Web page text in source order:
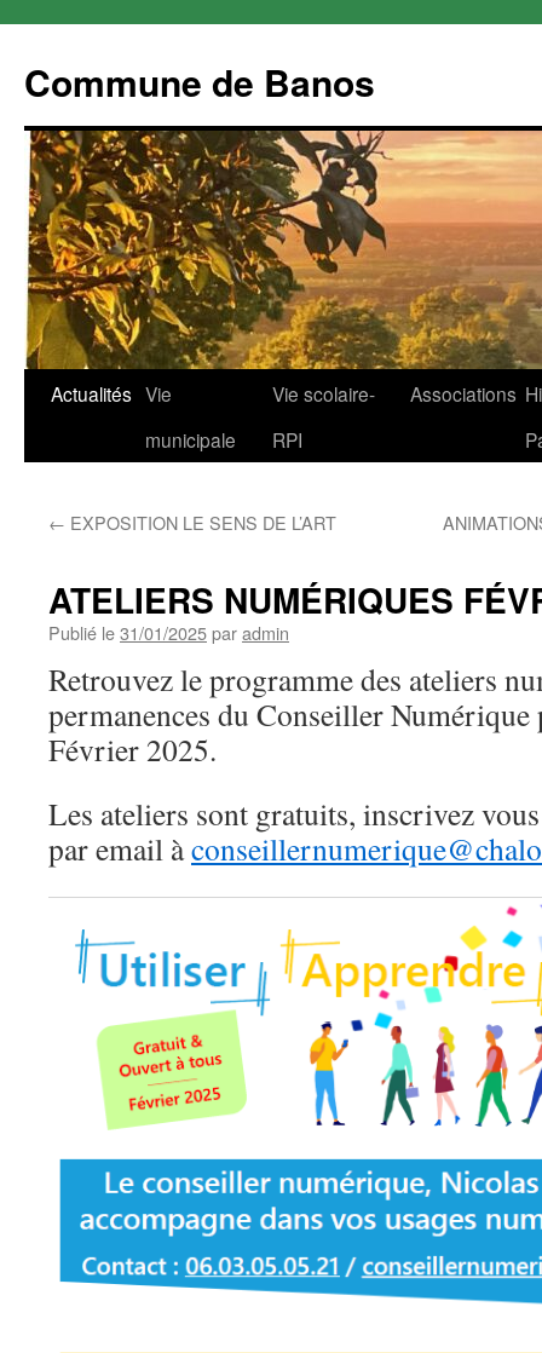
Commune de Banos
Aller
Actualités Vie
municipale
Vie scolaire-
RPI
Associations
← EXPOSITION LE SENS DE L’ART
ATELIERS NUMÉRIQUES
Publié le31/01/2025paradmin
Retrouvez le programme des ateliers
permanences du Conseiller
Février 2025.
Les ateliers sont gratuits, inscrivez
par email à